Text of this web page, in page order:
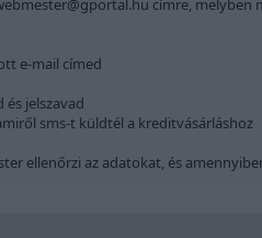
címre, melyben
e-mail címed
és jelszavad
sms-t küldtél a kreditvásárláshoz
ellenőrzi az adatokat, és